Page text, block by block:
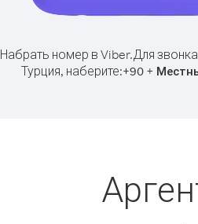
Набрать номер в Viber.Для
Турция, наберите:+90+